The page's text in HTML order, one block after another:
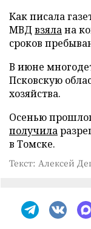
Как писала
МВД взялана
сроков
В июне
Псковскую
хозяйства.
Осенью
получила
в Томске.
Текст: Алексей